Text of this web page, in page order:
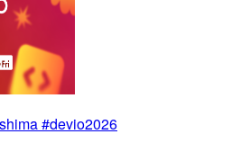
#devio2026